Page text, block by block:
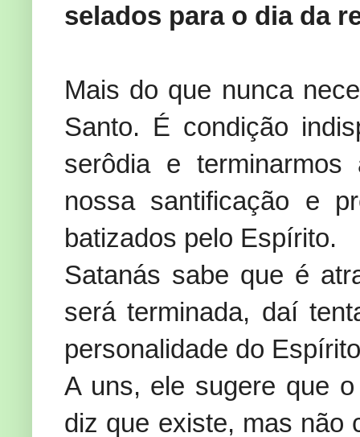
selados para o dia da
Mais do que nunca
Santo. É condição
serôdia e
nossa santificação e
batizados pelo Espírito.
Satanás sabe que é
será terminada, daí
personalidade do
A uns, ele sugere que
diz que existe, mas não